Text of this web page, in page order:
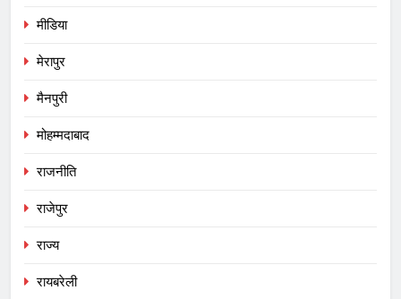
मीडिया
मेरापुर
मैनपुरी
मोहम्मदाबाद
राजनीति
राजेपुर
राज्य
रायबरेली